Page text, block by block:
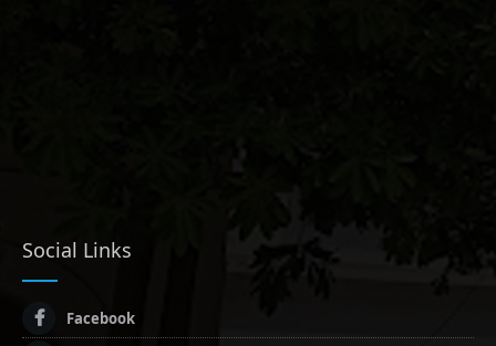
Social Links
Facebook